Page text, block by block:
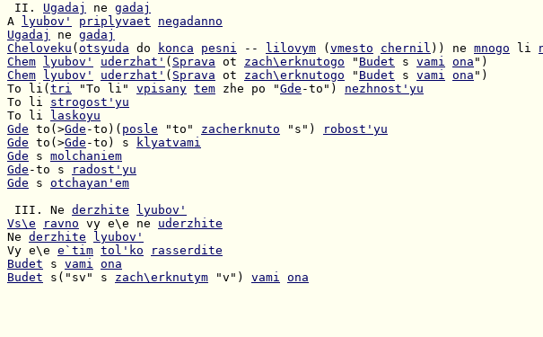
II. Ugadaj ne gadaj
A
lyubov' priplyvaet
negadanno
Ugadaj
ne gadaj
Cheloveku ( otsyuda do konca pesni -- lilovym ( vmesto chernil )) ne mnogo li
Chem
lyubov' uderzhat' ( Sprava ot zach\erknutogo " Budet s vami ona
Chem
lyubov' uderzhat' ( Sprava ot zach\erknutogo " Budet s vami ona
To li( tri "To li" vpisany tem zhe po "Gde -to") nezhnost'yu
To li strogost'yu
To li
laskoyu
Gde to(>Gde -to)( posle "to" zacherknuto "s")
robost'yu
Gde to(>Gde -to) s
klyatvami
Gde s molchaniem
Gde -to s
radost'yu
Gde s otchayan'em
III. Ne derzhite
lyubov'
Vs\e
ravno vy e\e ne uderzhite
Ne derzhite
lyubov'
Vy e\e e`tim tol'ko
rasserdite
Budet s vami ona
Budet s("sv" s zach\erknutym "v") vami ona